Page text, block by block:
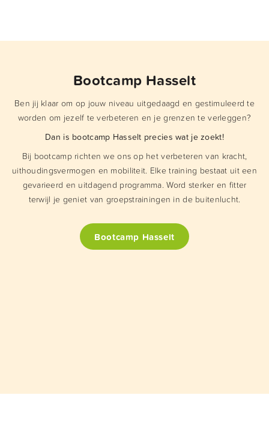
Bootcamp Hasselt
Ben jij klaar om op jouw niveau uitgedaagd en gestimuleerd te
worden om jezelf te verbeteren en je grenzen te verleggen?
Dan is bootcamp Hasselt precies wat je zoekt!
Bij bootcamp richten we ons op het verbeteren van kracht,
uithoudingsvermogen en mobiliteit. Elke training bestaat uit een
gevarieerd en uitdagend programma. Word sterker en fitter
terwijl je geniet van groepstrainingen in de buitenlucht.
Bootcamp Hasselt